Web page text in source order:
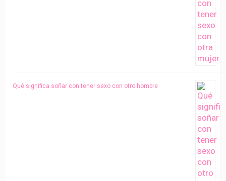
Qué significa soñar con tener sexo con otro hombre